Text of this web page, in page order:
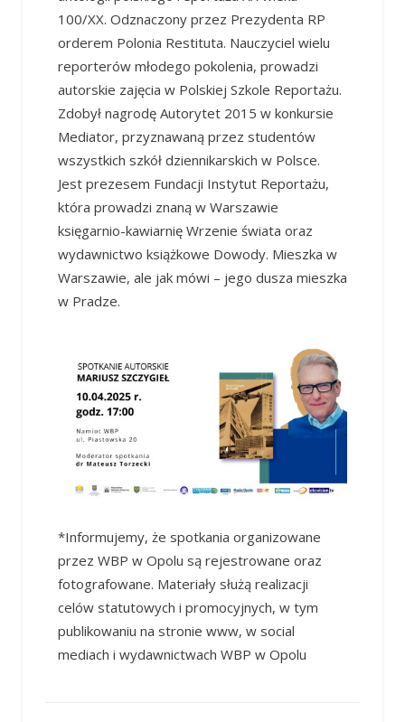
100/XX. Odznaczony przez Prezydenta RP
orderem Polonia Restituta. Nauczyciel wielu
reporterów młodego pokolenia, prowadzi
autorskie zajęcia w Polskiej Szkole Reportażu.
Zdobył nagrodę Autorytet 2015 w konkursie
Mediator, przyznawaną przez studentów
wszystkich szkół dziennikarskich w Polsce.
Jest prezesem Fundacji Instytut Reportażu,
która prowadzi znaną w Warszawie
księgarnio-kawiarnię Wrzenie świata oraz
wydawnictwo książkowe Dowody. Mieszka w
Warszawie, ale jak mówi – jego dusza mieszka
w Pradze.
*Informujemy, że spotkania organizowane
przez WBP w Opolu są rejestrowane oraz
fotografowane. Materiały służą realizacji
celów statutowych i promocyjnych, w tym
publikowaniu na stronie www, w social
mediach i wydawnictwach WBP w Opolu